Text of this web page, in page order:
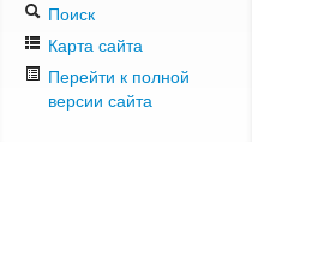
Поиск
Карта сайта
Перейти к полной
версии сайта